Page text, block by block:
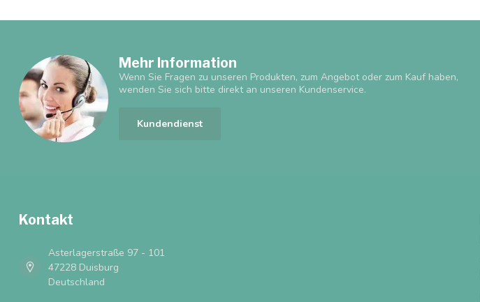
Mehr Information
Wenn Sie Fragen zu unseren Produkten, zum Angebot oder zum Kauf haben,
wenden Sie sich bitte direkt an unseren Kundenservice.
Kundendienst
Kontakt
Asterlagerstraße 97 - 101
47228 Duisburg
Deutschland